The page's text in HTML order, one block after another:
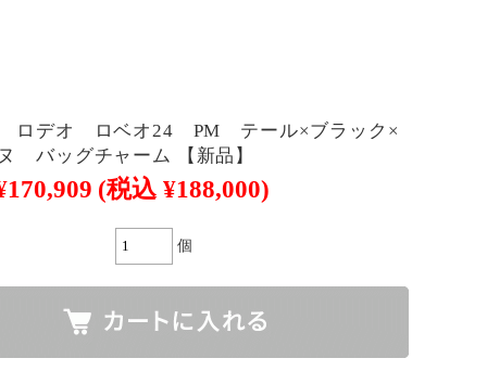
ロデオ ロベオ24 PM テール×ブラック×
バッグチャーム 【新品】
(税込 ¥188,000)
個